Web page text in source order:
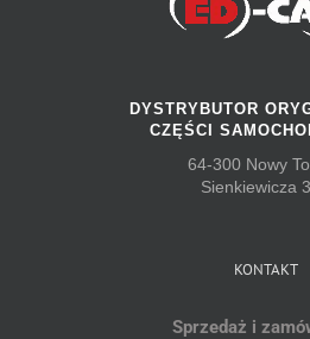
DYSTRYBUTOR
CZĘŚCI
64-300 Nowy
Sienkiewicza
KONTAKT
Sprzedaż i